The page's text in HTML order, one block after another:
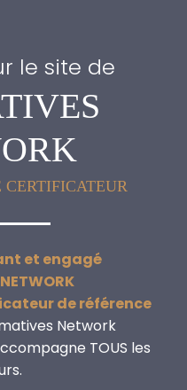
le site de
et engagé
de référence
Network
TOUS les